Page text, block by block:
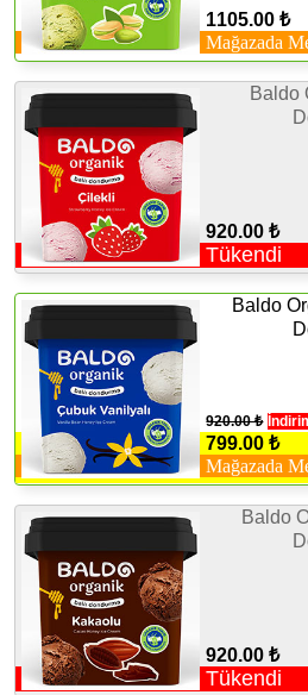
1105.00 ₺
Mağazada
Baldo
920.00 ₺
Tükendi
Baldo
920.00 ₺
799.00 ₺
Mağazada
Baldo
920.00 ₺
Tükendi